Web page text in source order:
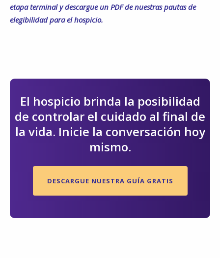
etapa terminal y descargue un PDF de nuestras pautas de
elegibilidad para el hospicio.
El hospicio brinda la posibilidad
de controlar el cuidado al final de
la vida. Inicie la conversación hoy
mismo.
DESCARGUE NUESTRA GUÍA GRATIS